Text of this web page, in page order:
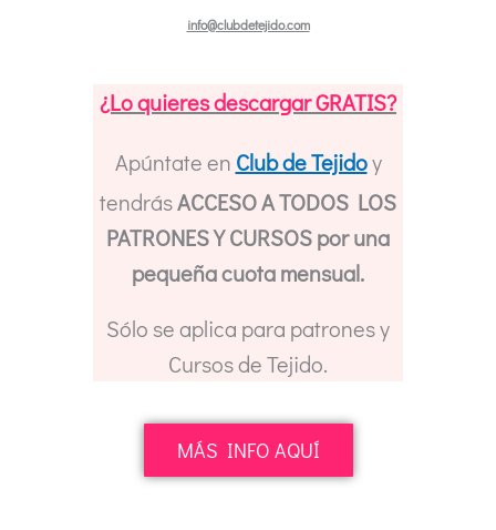
info@clubdetejido.com
¿Lo quieres descargar GRATIS?
Apúntate en Club de Tejidoy
tendrásACCESO A TODOS LOS
PATRONES Y CURSOS por una
pequeña cuota mensual.
Sólo se aplica para patrones y
Cursos de Tejido.
MÁS INFO AQUÍ